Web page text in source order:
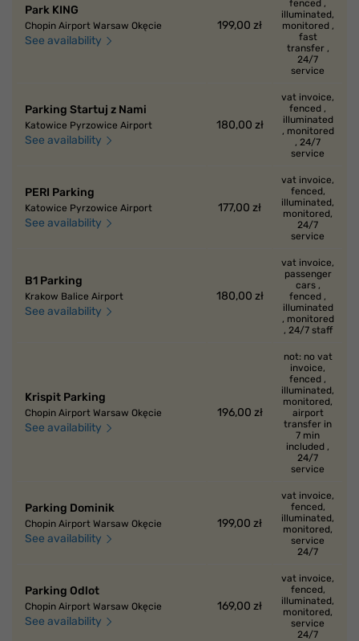
Park KING
Chopin Airport Warsaw Okęcie
See availability
199,00 zł
fenced ,
illuminated,
monitored ,
fast
transfer ,
24/7
service
Parking Startuj z Nami
Katowice Pyrzowice Airport
See availability
180,00 zł
vat invoice,
fenced ,
illuminated
, monitored
, 24/7
service
PERI Parking
Katowice Pyrzowice Airport
See availability
177,00 zł
vat invoice,
fenced,
illuminated,
monitored,
24/7
service
B1 Parking
Krakow Balice Airport
See availability
180,00 zł
vat invoice,
passenger
cars ,
fenced ,
illuminated
, monitored
, 24/7 staff
Krispit Parking
Chopin Airport Warsaw Okęcie
See availability
196,00 zł
not: no vat
invoice,
fenced ,
illuminated,
monitored,
airport
transfer in
7 min
included ,
24/7
service
Parking Dominik
Chopin Airport Warsaw Okęcie
See availability
199,00 zł
vat invoice,
fenced,
illuminated,
monitored,
service
24/7
Parking Odlot
Chopin Airport Warsaw Okęcie
See availability
169,00 zł
vat invoice,
fenced,
illuminated,
monitored,
service
24/7